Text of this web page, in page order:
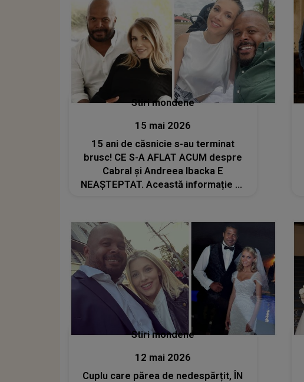
Stiri mondene
15 mai 2026
15 ani de căsnicie s-au terminat
brusc! CE S-A AFLAT ACUM despre
Cabral și Andreea Ibacka E
NEAȘTEPTAT. Această informație ar
Stiri mondene
12 mai 2026
Cuplu care părea de nedespărțit, ÎN